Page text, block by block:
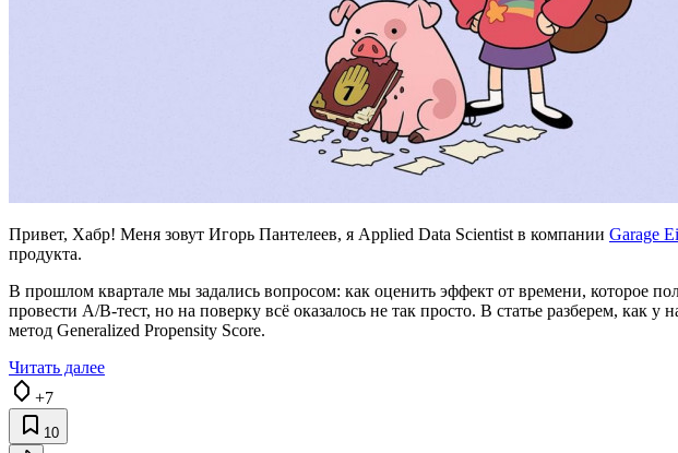
Привет, Хабр! Меня зовут Игорь Пантелеев, я Applied Data Scientist в компании Garage
продукта.
В прошлом квартале мы задались вопросом: как оценить эффект от времени, которое
провести A/B-тест, но на поверку всё оказалось не так просто. В статье разберем, как
метод Generalized Propensity Score.
Читать далее
+7
10